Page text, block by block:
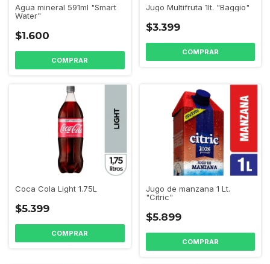
Agua mineral 591ml "Smart
Water"
$1.600
Jugo Multifruta 1lt. "Baggio"
$3.399
Coca Cola Light 1.75L
$5.399
Jugo de manzana 1 Lt.
"Citric"
$5.899